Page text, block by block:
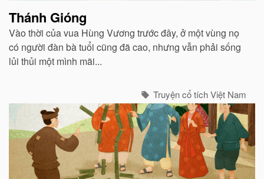
Thánh Gióng
Vào thời của vua Hùng Vương trước đây, ở một vùng nọ
có người đàn bà tuổi cũng đã cao, nhưng vẫn phải sống
lủi thủi một mình mãi...
Truyện cổ tích Việt Nam